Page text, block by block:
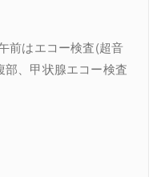
前はエコー検査(超音
、甲状腺エコー検査